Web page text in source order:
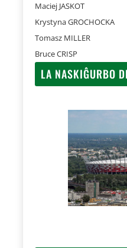
Maciej JASKOT
Krystyna GROCHOCKA
Tomasz MILLER
Bruce CRISP
LA NASKIĜURBO